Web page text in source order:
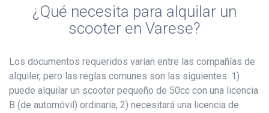
¿Qué necesita para alquilar un
scooter en Varese?
Los documentos requeridos varían entre las compañías de
alquiler, pero las reglas comunes son las siguientes: 1)
puede alquilar un scooter pequeño de 50cc con una licencia
B (de automóvil) ordinaria; 2) necesitará una licencia de